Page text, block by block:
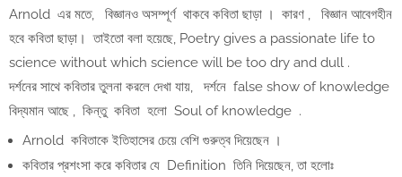
Arnold এর মতে, বিজ্ঞানও অসম্পূর্ণ থাকবে কবিতা ছাড়া । কারণ , বিজ্ঞান আবেগহীন
হবে কবিতা ছাড়া। তাইতো বলা হয়েছে, Poetry gives a passionate life to
science without which science will be too dry and dull .
দর্শনের সাথে কবিতার তুলনা করলে দেখা যায়, দর্শনে false show of knowledge
বিদ্যমান আছে , কিন্তু কবিতা হলো Soul of knowledge .
Arnold কবিতাকে ইতিহাসের চেয়ে বেশি গুরুত্ব দিয়েছেন ।
কবিতার প্রশংসা করে কবিতার যে Definition তিনি দিয়েছেন, তা হলোঃ